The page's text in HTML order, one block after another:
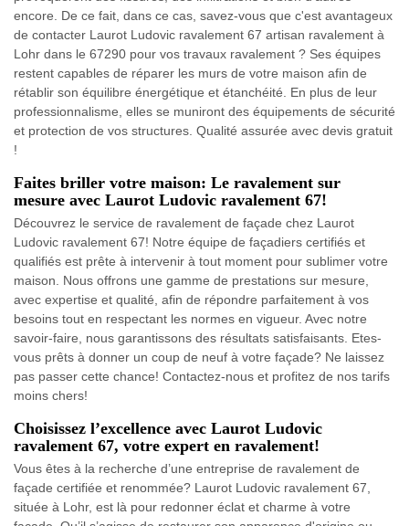
encore. De ce fait, dans ce cas, savez-vous que c'est avantageux
de contacter Laurot Ludovic ravalement 67 artisan ravalement à
Lohr dans le 67290 pour vos travaux ravalement ? Ses équipes
restent capables de réparer les murs de votre maison afin de
rétablir son équilibre énergétique et étanchéité. En plus de leur
professionnalisme, elles se muniront des équipements de sécurité
et protection de vos structures. Qualité assurée avec devis gratuit
!
Faites briller votre maison: Le ravalement sur
mesure avec Laurot Ludovic ravalement 67!
Découvrez le service de ravalement de façade chez Laurot
Ludovic ravalement 67! Notre équipe de façadiers certifiés et
qualifiés est prête à intervenir à tout moment pour sublimer votre
maison. Nous offrons une gamme de prestations sur mesure,
avec expertise et qualité, afin de répondre parfaitement à vos
besoins tout en respectant les normes en vigueur. Avec notre
savoir-faire, nous garantissons des résultats satisfaisants. Etes-
vous prêts à donner un coup de neuf à votre façade? Ne laissez
pas passer cette chance! Contactez-nous et profitez de nos tarifs
moins chers!
Choisissez l’excellence avec Laurot Ludovic
ravalement 67, votre expert en ravalement!
Vous êtes à la recherche d’une entreprise de ravalement de
façade certifiée et renommée? Laurot Ludovic ravalement 67,
située à Lohr, est là pour redonner éclat et charme à votre